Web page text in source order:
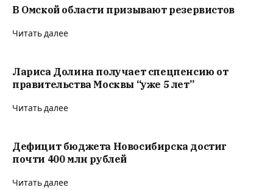
В Омской области призывают резервистов
Читать далее
Лариса Долина получает спецпенсию от
правительства Москвы “уже 5 лет”
Читать далее
Дефицит бюджета Новосибирска достиг
почти 400 млн рублей
Читать далее